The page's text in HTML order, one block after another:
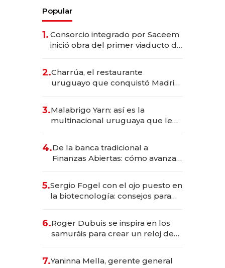
Popular
1. Consorcio integrado por Saceem
inició obra del primer viaducto de
millones
2.Charrúa, el restaurante
uruguayo que conquistó Madrid:
anticipación y prepara apertura
3.Malabrigo Yarn: así es la
multinacional uruguaya que le
4.De la banca tradicional a
Finanzas Abiertas: cómo avanza
5.Sergio Fogel con el ojo puesto en
la biotecnología: consejos para
6.Roger Dubuis se inspira en los
samuráis para crear un reloj de
7.Yaninna Mella, gerente general